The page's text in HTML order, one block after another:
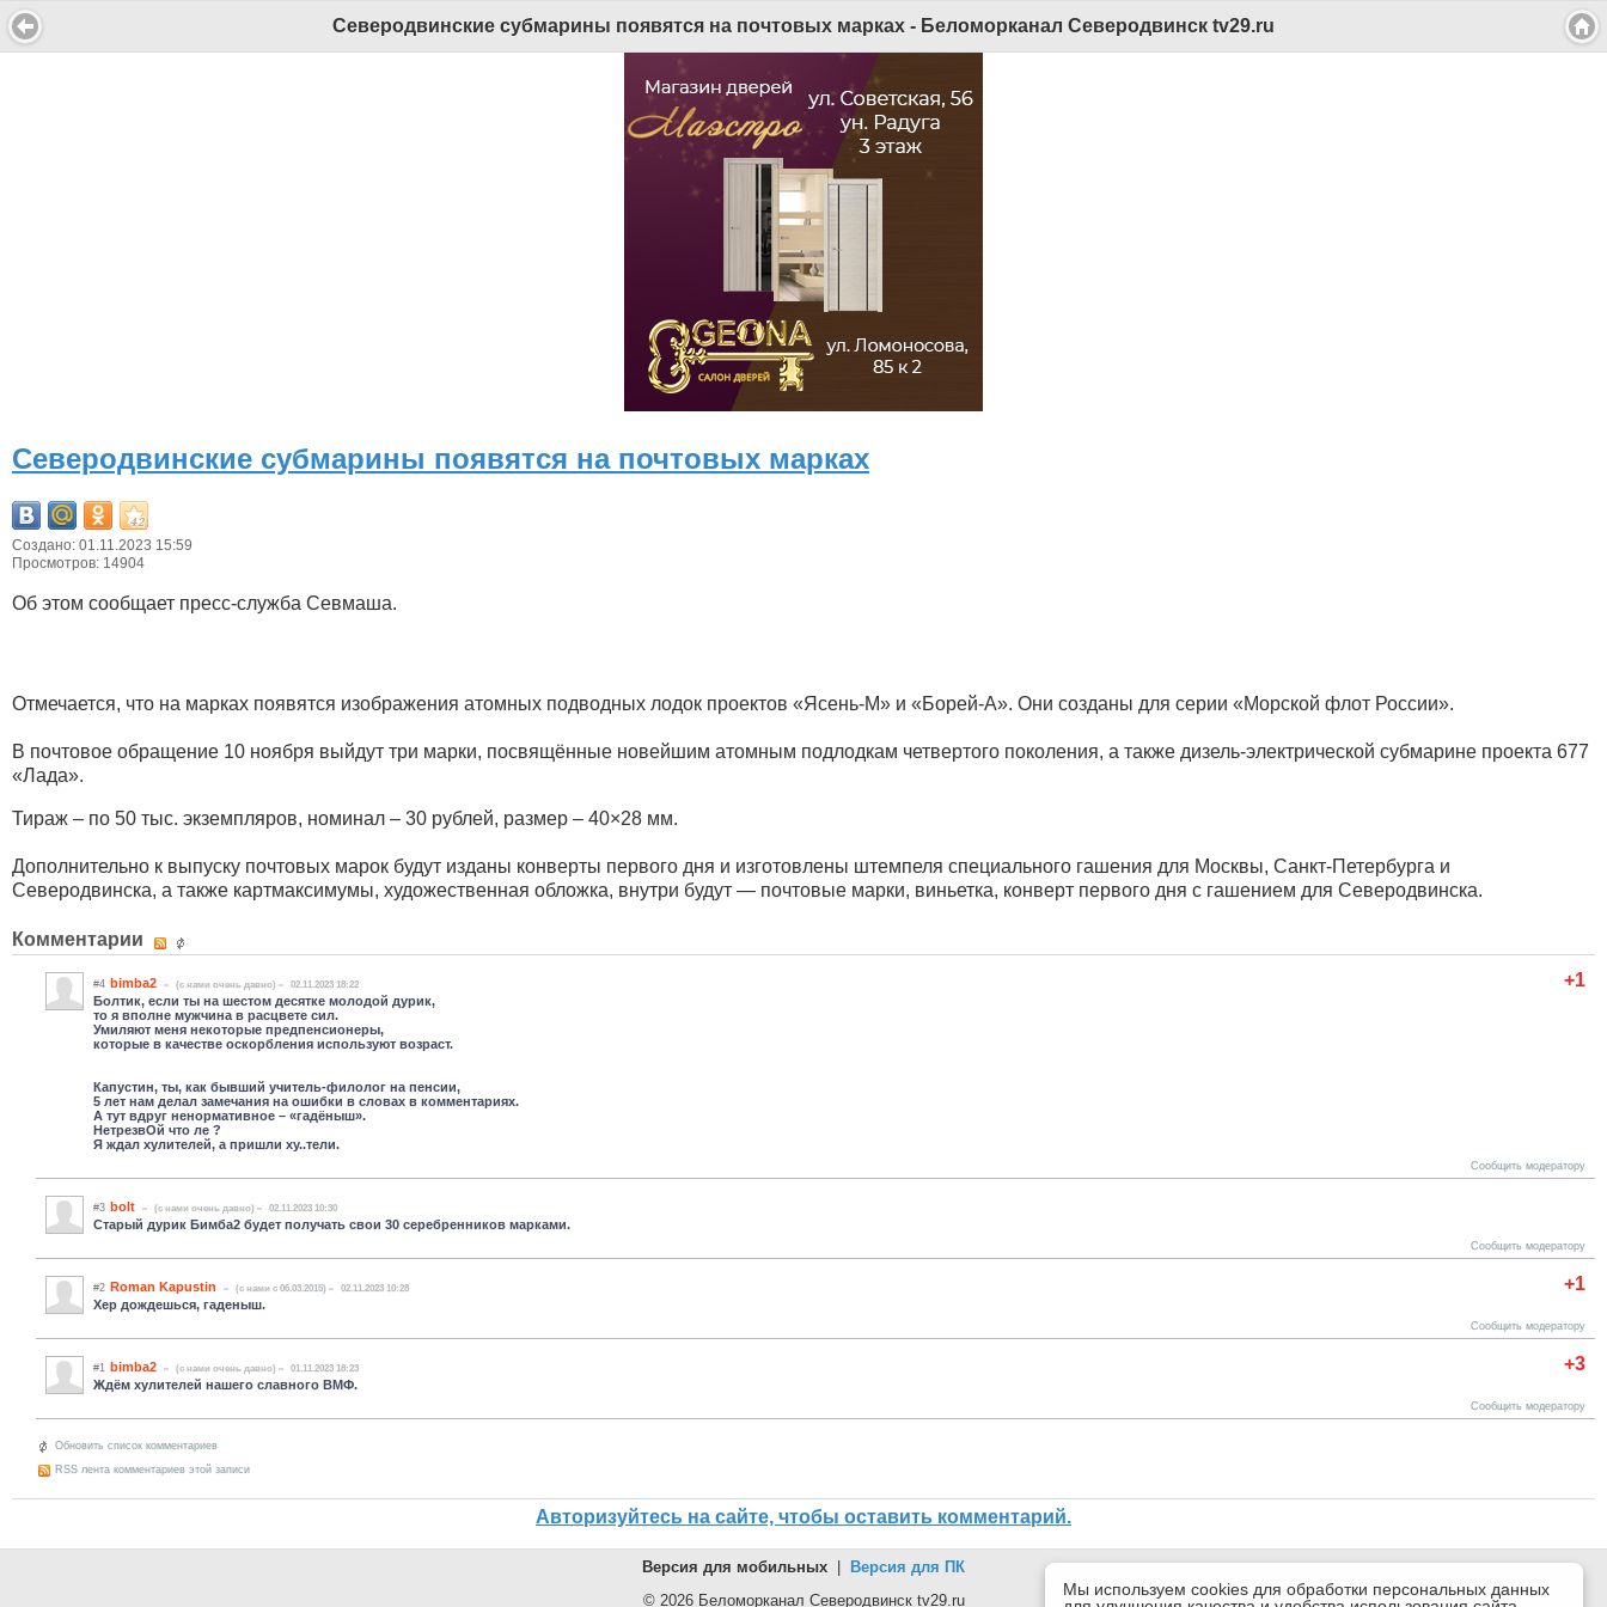
Северодвинские субмарины появятся на почтовых марках - Беломорканал Северодвинск tv29.ru
Северодвинские субмарины появятся на почтовых марках
Создано: 01.11.2023 15:59
Просмотров: 14904
Об этом сообщает пресс-служба Севмаша.
Отмечается, что на марках появятся изображения атомных подводных лодок проектов «Ясень-М» и «Борей-А». Они созданы для серии «Морской флот России».
В почтовое обращение 10 ноября выйдут три марки, посвящённые новейшим атомным подлодкам четвертого поколения, а также дизель-электрической субмарине проекта 677
«Лада».
Тираж – по 50 тыс. экземпляров, номинал – 30 рублей, размер – 40×28 мм.
Дополнительно к выпуску почтовых марок будут изданы конверты первого дня и изготовлены штемпеля специального гашения для Москвы, Санкт-Петербурга и
Северодвинска, а также картмаксимумы, художественная обложка, внутри будут — почтовые марки, виньетка, конверт первого дня с гашением для Северодвинска.
Комментарии
+1
#4 bimba2 (c нами очень давно) 02.11.2023 18:22
Болтик, если ты на шестом десятке молодой дурик,
то я вполне мужчина в расцвете сил.
Умиляют меня некоторые предпенсионеры,
которые в качестве оскорбления используют возраст.
Капустин, ты, как бывший учитель-филолог на пенсии,
5 лет нам делал замечания на ошибки в словах в комментариях.
А тут вдруг ненормативное – «гадёныш».
НетрезвОй что ле ?
Я ждал хулителей, а пришли ху..тели.
Сообщить модератору
#3 bolt (c нами очень давно) 02.11.2023 10:30
Старый дурик Бимба2 будет получать свои 30 серебренников марками.
Сообщить модератору
+1
#2 Roman Kapustin (c нами с 06.03.2015) 02.11.2023 10:28
Хер дождешься, гаденыш.
Сообщить модератору
+3
#1 bimba2 (c нами очень давно) 01.11.2023 18:23
Ждём хулителей нашего славного ВМФ.
Сообщить модератору
Обновить список комментариев
RSS лента комментариев этой записи
Авторизуйтесь на сайте, чтобы оставить комментарий.
Версия для мобильных
Версия для ПК
© 2026 Беломорканал Северодвинск tv29.ru
Мы используем cookies для обработки персональных данных